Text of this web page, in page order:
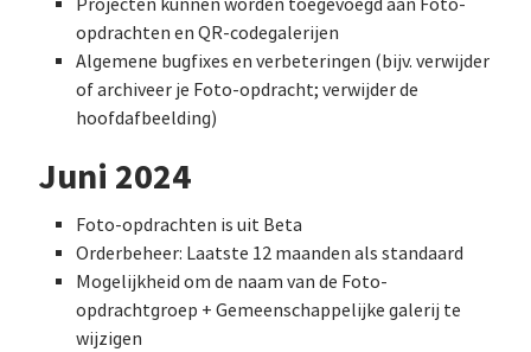
Projecten kunnen worden toegevoegd aan Foto-
opdrachten en QR-codegalerijen
Algemene bugfixes en verbeteringen (bijv. verwijder
of archiveer je Foto-opdracht; verwijder de
hoofdafbeelding)
Juni 2024
Foto-opdrachten is uit Beta
Orderbeheer: Laatste 12 maanden als standaard
Mogelijkheid om de naam van de Foto-
opdrachtgroep + Gemeenschappelijke galerij te
wijzigen